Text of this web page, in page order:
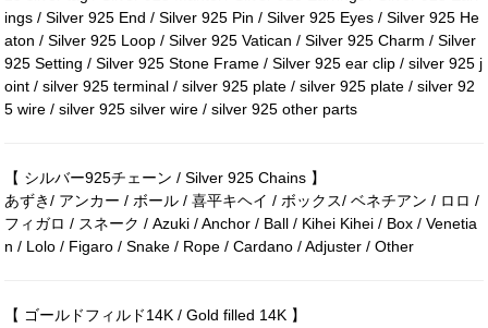
ings / Silver 925 End / Silver 925 Pin / Silver 925 Eyes / Silver 925 He
aton / Silver 925 Loop / Silver 925 Vatican / Silver 925 Charm / Silver
925 Setting / Silver 925 Stone Frame / Silver 925 ear clip / silver 925 j
oint / silver 925 terminal / silver 925 plate / silver 925 plate / silver 92
5 wire / silver 925 silver wire / silver 925 other parts
【 シルバー925チェーン / Silver 925 Chains 】
あずき/ アンカー / ボール / 喜平キヘイ / ボックス/ ベネチアン / ロロ /
フィガロ / スネーク / Azuki / Anchor / Ball / Kihei Kihei / Box / Venetia
n / Lolo / Figaro / Snake / Rope / Cardano / Adjuster / Other
【 ゴールドフィルド14K / Gold filled 14K 】